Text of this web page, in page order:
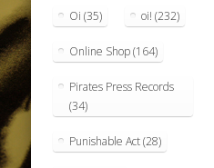
Oi (35) oi! (232)
Online Shop(164)
Pirates Press Records
(34)
Punishable Act(28)